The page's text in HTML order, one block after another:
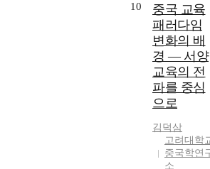
10
중국 교육
패러다임
변화의 배
경 ― 서양
교육의 전
파를 중심
으로
김덕삼
고려대학
중국학연
소